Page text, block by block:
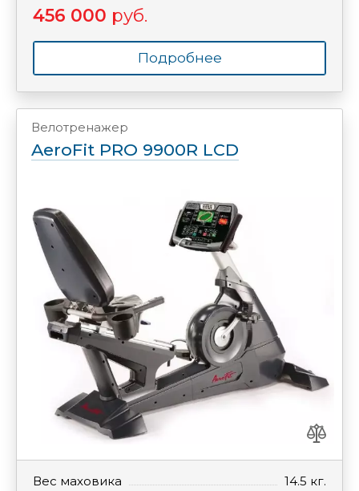
456 000 руб.
Подробнее
Велотренажер
AeroFit PRO 9900R LCD
Вес маховика
14.5 кг.